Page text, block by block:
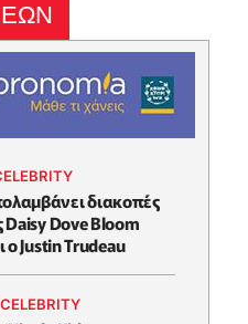
διακοπές
Daisy Dove Bloom
ο Justin Trudeau
|CELEBRITY